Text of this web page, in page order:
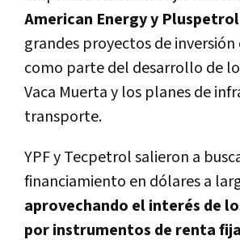
American Energy y Pluspetrol
grandes proyectos de inversión
como parte del desarrollo de
Vaca Muerta y los planes de
transporte.
YPF y Tecpetrol salieron a
financiamiento en dólares a
aprovechando el interés de
por instrumentos de renta fija